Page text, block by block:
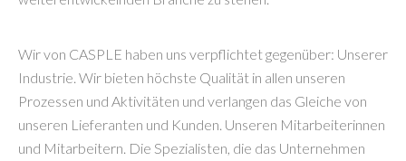
Wir von CASPLE haben uns verpflichtet gegenüber: Unserer
Industrie. Wir bieten höchste Qualität in allen unseren
Prozessen und Aktivitäten und verlangen das Gleiche von
unseren Lieferanten und Kunden. Unseren Mitarbeiterinnen
und Mitarbeitern. Die Spezialisten, die das Unternehmen